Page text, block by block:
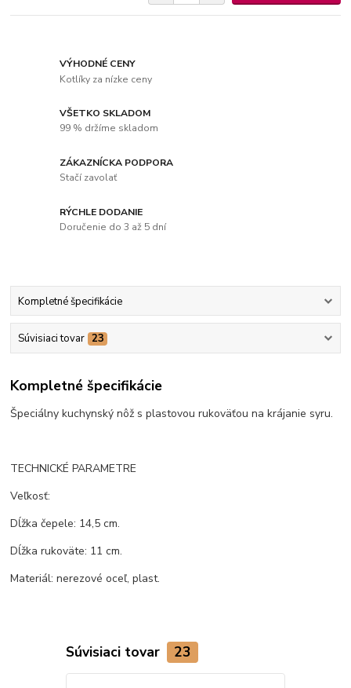
VÝHODNÉ CENY
Kotlíky za nízke ceny
VŠETKO SKLADOM
99 % držíme skladom
ZÁKAZNÍCKA PODPORA
Stačí zavolať
RÝCHLE DODANIE
Doručenie do 3 až 5 dní
Kompletné špecifikácie
Súvisiaci tovar 23
Kompletné špecifikácie
Špeciálny kuchynský nôž s plastovou rukoväťou na krájanie syru.
TECHNICKÉ PARAMETRE
Veľkosť:
Dĺžka čepele: 14,5 cm.
Dĺžka rukoväte: 11 cm.
Materiál: nerezové oceľ, plast.
Súvisiaci tovar 23